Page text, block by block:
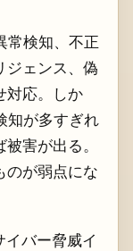
常検知、不正
ジェンス、偽
対応。しか
知が多すぎれ
害が出る。
のが弱点にな
バー脅威イ